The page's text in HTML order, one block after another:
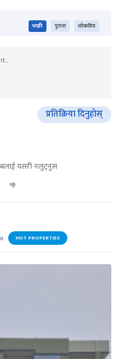
भर्खरै पुराना लोकप्रिय
प्रतिक्रिया दिनुहोस्
यसरी नलुट्नुस
HOT PROPERTIES